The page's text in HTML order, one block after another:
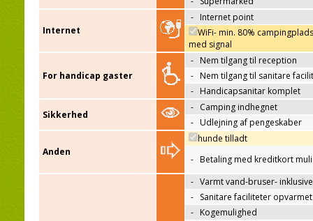
Internet
- Internet point
WiFi- min. 80%
med signal
For handicap gaster
- Nem tilgang til reception
- Nem tilgang til sanitare
- Handicapsanitar komplet
Sikkerhed
- Camping indhegnet
- Udlejning af pengeskaber
Anden
hunde tilladt
- Betaling med kreditkort
- Varmt vand-bruser- inklusive
- Sanitare faciliteter opvarmet
- Kogemulighed